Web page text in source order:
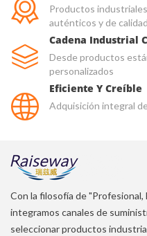
Productos
auténticos y de calidad
Cadena Industrial
Desde productos
personalizados
Eficiente Y Creíble
Adquisición integral
Con la filosofía de
integramos canales de
seleccionar productos